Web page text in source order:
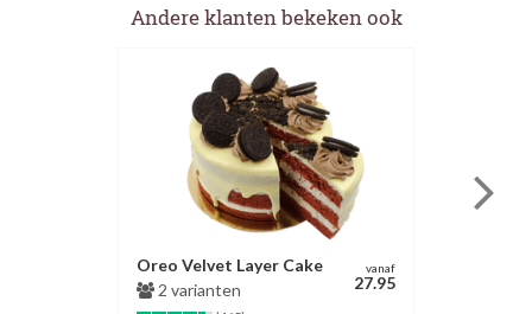
Andere klanten bekeken ook
Oreo Velvet Layer Cake
2 varianten
vanaf
27.95